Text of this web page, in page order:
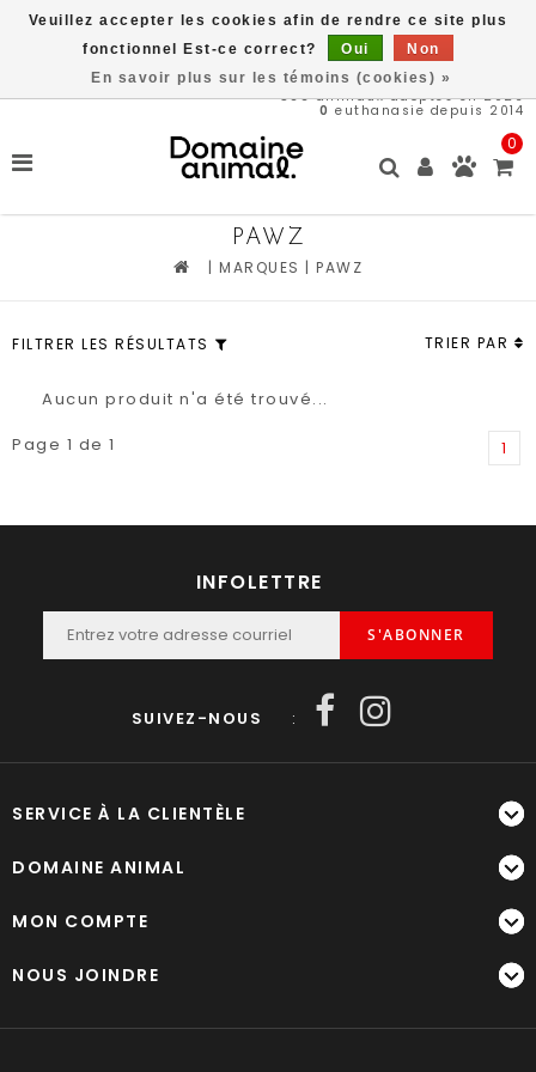
566animaux adoptés en 2026
0 euthanasie depuis 2014
0
PAWZ
|MARQUES |PAWZ
FILTRER LES RÉSULTATS TRIER PAR
Aucun produit n'a été trouvé...
Page 1 de 1
1
INFOLETTRE
S'ABONNER
SUIVEZ-NOUS :
SERVICE À LA CLIENTÈLE
DOMAINE ANIMAL
MON COMPTE
NOUS JOINDRE
Veuillez accepter les cookies afin de rendre ce site plus
fonctionnel Est-ce correct?
Oui
Non
En savoir plus sur les témoins (cookies) »
Livraison gratuite à partir de 89$*